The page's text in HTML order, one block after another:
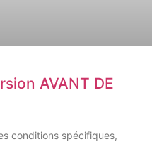
AVANT DE
conditions spécifiques,